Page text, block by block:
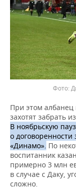
При этом албанец
захотят забрать
В ноябрьскую
о
«Динамо». По
воспитанник
примерно 3 млн
в случае с Даку,
сложно.